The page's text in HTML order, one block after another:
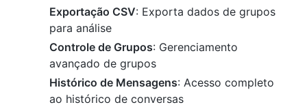
Exportação CSV: Exporta dados de grupos
para análise
Controle de Grupos: Gerenciamento
avançado de grupos
Histórico de Mensagens: Acesso completo
ao histórico de conversas